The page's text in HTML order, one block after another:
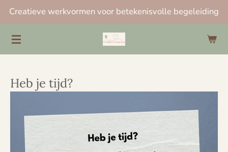
Ga
direct
naar
de
Creatieve werkvormen voor betekenisvolle begeleiding
Heb je tijd?